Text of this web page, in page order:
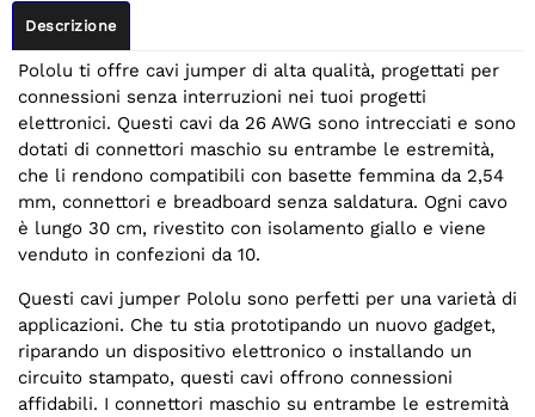
Descrizione
Pololu ti offre cavi jumper di alta qualità, progettati per
connessioni senza interruzioni nei tuoi progetti
elettronici. Questi cavi da 26 AWG sono intrecciati e sono
dotati di connettori maschio su entrambe le estremità,
che li rendono compatibili con basette femmina da 2,54
mm, connettori e breadboard senza saldatura. Ogni cavo
è lungo 30 cm, rivestito con isolamento giallo e viene
venduto in confezioni da 10.
Questi cavi jumper Pololu sono perfetti per una varietà di
applicazioni. Che tu stia prototipando un nuovo gadget,
riparando un dispositivo elettronico o installando un
circuito stampato, questi cavi offrono connessioni
affidabili. I connettori maschio su entrambe le estremità